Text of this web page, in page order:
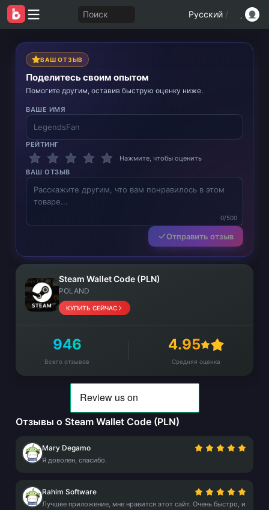
Поиск Русский /
ВАШ ОТЗЫВ
Поделитесь своим опытом
Помогите другим, оставив быструю оценку ниже.
ВАШЕ ИМЯ
РЕЙТИНГ
Нажмите, чтобы оценить
ВАШ ОТЗЫВ
0/500
Отправить отзыв
Steam Wallet Code (PLN)
POLAND
КУПИТЬ СЕЙЧАС
946
Всего отзывов
4.95
Средняя оценка
Отзывы о Steam Wallet Code (PLN)
Mary Degamo
Я доволен, спасибо.
Rahim Software
Лучшее приложение, мне нравится этот сайт. Очень быстро, и